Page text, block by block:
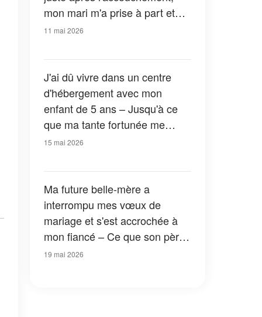
mon mari m'a prise à part et
m'a dit : « S'il te plaît, ne lui
11 mai 2026
J'ai dû vivre dans un centre
d'hébergement avec mon
enfant de 5 ans – Jusqu'à ce
que ma tante fortunée me
repère et me dise : « Tes
»
15 mai 2026
Ma future belle-mère a
interrompu mes vœux de
mariage et s'est accrochée à
mon fiancé – Ce que son père
a fait ensuite a stupéfié tout le
19 mai 2026